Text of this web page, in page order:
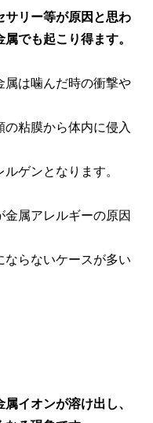
サリー等が原因と思わ
でも起こり得ます。
属は噛んだ時の衝撃や
粘膜から体内に侵入
ゲンとなります。
属アレルギーの原因
らないケースが多い
イオンが溶け出し、